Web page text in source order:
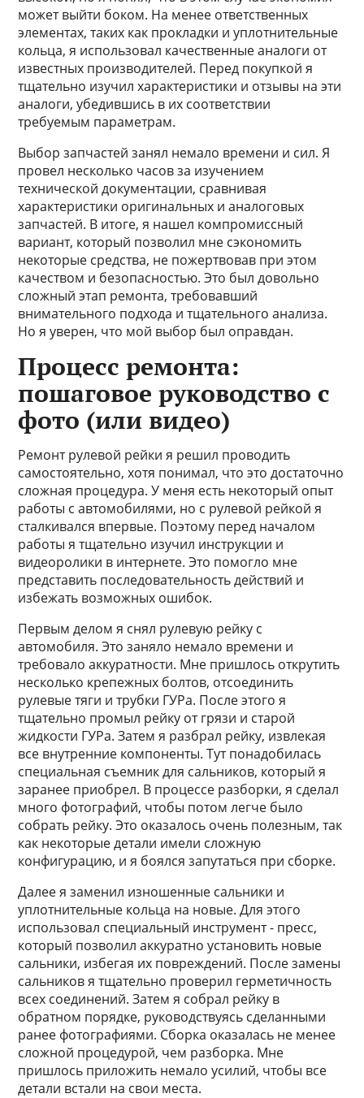
может выйти боком. На менее ответственных
элементах, таких как прокладки и уплотнительные
кольца, я использовал качественные аналоги от
известных производителей. Перед покупкой я
тщательно изучил характеристики и отзывы на эти
аналоги, убедившись в их соответствии
требуемым параметрам.
Выбор запчастей занял немало времени и сил. Я
провел несколько часов за изучением
технической документации, сравнивая
характеристики оригинальных и аналоговых
запчастей. В итоге, я нашел компромиссный
вариант, который позволил мне сэкономить
некоторые средства, не пожертвовав при этом
качеством и безопасностью. Это был довольно
сложный этап ремонта, требовавший
внимательного подхода и тщательного анализа.
Но я уверен, что мой выбор был оправдан.
Процесс ремонта:
пошаговое руководство с
фото (или видео)
Ремонт рулевой рейки я решил проводить
самостоятельно, хотя понимал, что это достаточно
сложная процедура. У меня есть некоторый опыт
работы с автомобилями, но с рулевой рейкой я
сталкивался впервые. Поэтому перед началом
работы я тщательно изучил инструкции и
видеоролики в интернете. Это помогло мне
представить последовательность действий и
избежать возможных ошибок.
Первым делом я снял рулевую рейку с
автомобиля. Это заняло немало времени и
требовало аккуратности. Мне пришлось открутить
несколько крепежных болтов, отсоединить
рулевые тяги и трубки ГУРа. После этого я
тщательно промыл рейку от грязи и старой
жидкости ГУРа. Затем я разбрал рейку, извлекая
все внутренние компоненты. Тут понадобилась
специальная съемник для сальников, который я
заранее приобрел. В процессе разборки, я сделал
много фотографий, чтобы потом легче было
собрать рейку. Это оказалось очень полезным, так
как некоторые детали имели сложную
конфигурацию, и я боялся запутаться при сборке.
Далее я заменил изношенные сальники и
уплотнительные кольца на новые. Для этого
использовал специальный инструмент - пресс,
который позволил аккуратно установить новые
сальники, избегая их повреждений. После замены
сальников я тщательно проверил герметичность
всех соединений. Затем я собрал рейку в
обратном порядке, руководствуясь сделанными
ранее фотографиями. Сборка оказалась не менее
сложной процедурой, чем разборка. Мне
пришлось приложить немало усилий, чтобы все
детали встали на свои места.